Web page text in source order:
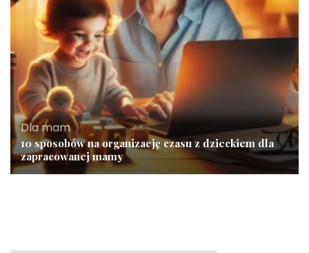
Dla mam
10 sposobów na organizację czasu z dzieckiem dla
zapracowanej mamy